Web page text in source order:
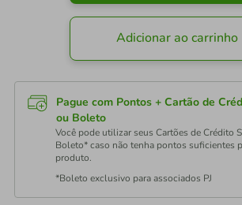
Adicionar ao carrinho
Pague com Pontos + Cartão de
ou Boleto
Você pode utilizar seus Cartões de Crédito
Boleto* caso não tenha pontos suficientes
produto.
*Boleto exclusivo para associados PJ